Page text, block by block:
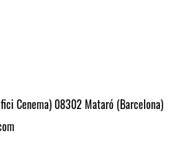
Cenema) 08302 Mataró (Barcelona)